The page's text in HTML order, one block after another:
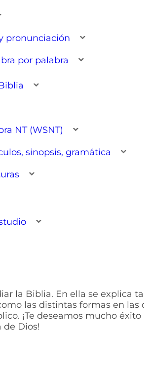
pronunciación
por palabra
NT (WSNT)
sinopsis, gramática
la Biblia. En ella se explica
las distintas formas en las
¡Te deseamos mucho éxito
de Dios!